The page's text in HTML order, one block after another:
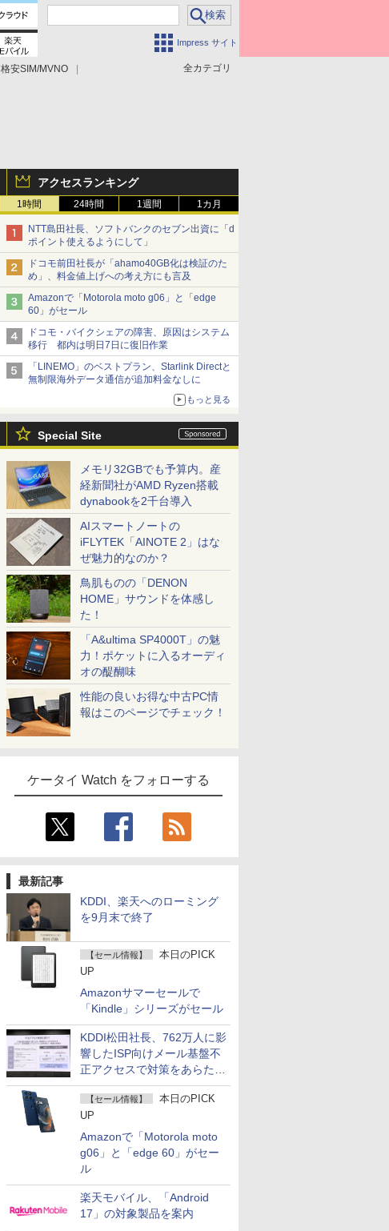
Impress サイト
全カテゴリ
格安SIM/MVNO
アクセスランキング
1時間 24時間 1週間 1カ月
NTT島田社長、ソフトバンクのセブン出資に「d
ポイント使えるようにして」
ドコモ前田社長が「ahamo40GB化は検証のた
め」、料金値上げへの考え方にも言及
Amazonで「Motorola moto g06」と「edge
60」がセール
ドコモ・バイクシェアの障害、原因はシステム
移行 都内は明日7日に復旧作業
「LINEMO」のベストプラン、Starlink Directと
無制限海外データ通信が追加料金なしに
もっと見る
Special Site
メモリ32GBでも予算内。産
経新聞社がAMD Ryzen搭載
dynabookを2千台導入
AIスマートノートの
iFLYTEK「AINOTE 2」はな
ぜ魅力的なのか？
鳥肌ものの「DENON
HOME」サウンドを体感し
た！
「A&ultima SP4000T」の魅
力！ポケットに入るオーディ
オの醍醐味
性能の良いお得な中古PC情
報はこのページでチェック！
ケータイ Watch をフォローする
最新記事
KDDI、楽天へのローミング
を9月末で終了
【セール情報】
本日のPICK
UP
Amazonサマーセールで
「Kindle」シリーズがセール
KDDI松田社長、762万人に影
響したISP向けメール基盤不
正アクセスで対策をあらため
て説明
【セール情報】
本日のPICK
UP
Amazonで「Motorola moto
g06」と「edge 60」がセー
ル
楽天モバイル、「Android
17」の対象製品を案内